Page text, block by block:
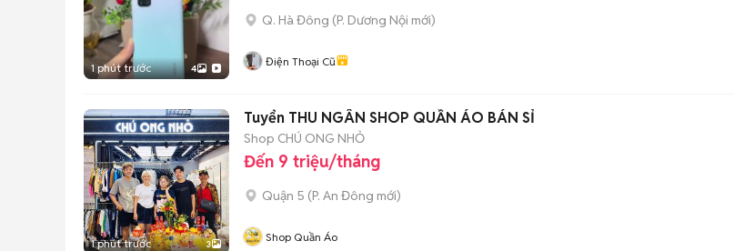
1 phút trước 4
Q. Hà Đông (P. Dương Nội mới)
Điện Thoại Cũ
1 phút trước 3
Tuyển THU NGÂN SHOP QUẦN ÁO BÁN SỈ
Shop CHÚ ONG NHỎ
Đến 9 triệu/tháng
Quận 5 (P. An Đông mới)
Shop Quần Áo